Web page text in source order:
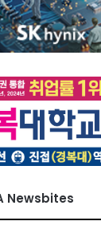
Newsbites